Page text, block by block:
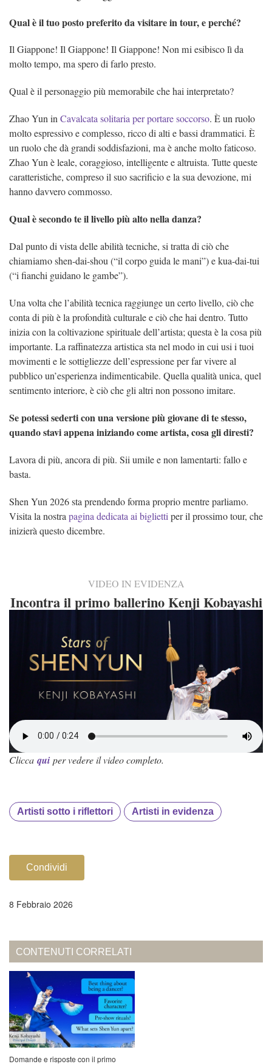
Qual è il tuo posto preferito da visitare in tour, e perché?
Il Giappone! Il Giappone! Il Giappone! Non mi esibisco lì da
molto tempo, ma spero di farlo presto.
Qual è il personaggio più memorabile che hai interpretato?
Zhao Yun inCavalcata solitaria per portare soccorso. È un ruolo
molto espressivo e complesso, ricco di alti e bassi drammatici. È
un ruolo che dà grandi soddisfazioni, ma è anche molto faticoso.
Zhao Yun è leale, coraggioso, intelligente e altruista. Tutte queste
caratteristiche, compreso il suo sacrificio e la sua devozione, mi
hanno davvero commosso.
Qual è secondo te il livello più alto nella danza?
Dal punto di vista delle abilità tecniche, si tratta di ciò che
chiamiamo shen-dai-shou (“il corpo guida le mani”) e kua-dai-tui
(“i fianchi guidano le gambe”).
Una volta che l’abilità tecnica raggiunge un certo livello, ciò che
conta di più è la profondità culturale e ciò che hai dentro. Tutto
inizia con la coltivazione spirituale dell’artista; questa è la cosa più
importante. La raffinatezza artistica sta nel modo in cui usi i tuoi
movimenti e le sottigliezze dell’espressione per far vivere al
pubblico un’esperienza indimenticabile. Quella qualità unica, quel
sentimento interiore, è ciò che gli altri non possono imitare.
Se potessi sederti con una versione più giovane di te stesso,
quando stavi appena iniziando come artista, cosa gli diresti?
Lavora di più, ancora di più. Sii umile e non lamentarti: fallo e
basta.
Shen Yun 2026 sta prendendo forma proprio mentre parliamo.
Visita la nostrapagina dedicata ai bigliettiper il prossimo tour, che
inizierà questo dicembre.
VIDEO IN EVIDENZA
Incontra il primo ballerino Kenji Kobayashi
Clicca qui per vedere il video completo.
Artisti sotto i riflettori Artisti in evidenza
Condividi
8 Febbraio 2026
CONTENUTI CORRELATI
Domande e risposte con il primo